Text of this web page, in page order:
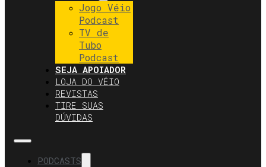
Jogo Véio
Podcast
TV de
Tubo
Podcast
SEJA APOIADOR
LOJA DO VÉIO
REVISTAS
TIRE SUAS
DÚVIDAS
PODCASTS